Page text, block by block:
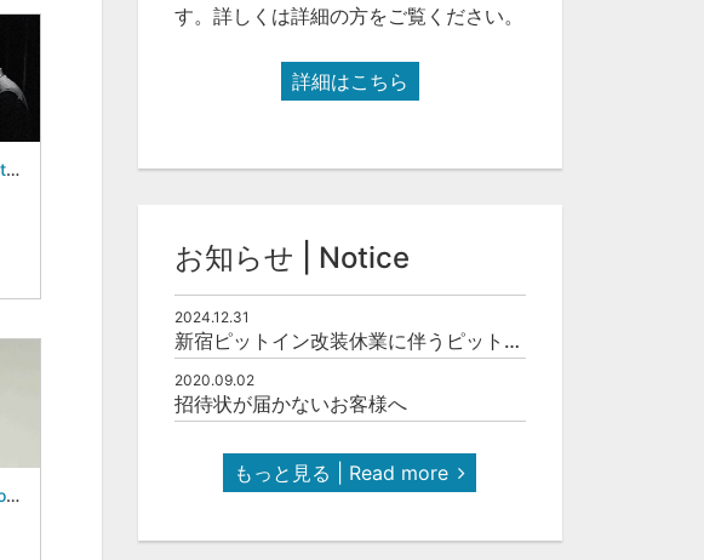
Takehiro Honda Tribute Band Tamaya Honda 3Days - August 23, 2026 -
Naruyoshi Kikuchi Trio - August 20, 2026 -
す。詳しくは詳細の方をご覧ください。
詳細はこちら
お知らせ | Notice
2024.12.31
新宿ピットイン改装休業に伴うピットインネットジャズのご案内
2020.09.02
招待状が届かないお客様へ
もっと見る | Read more